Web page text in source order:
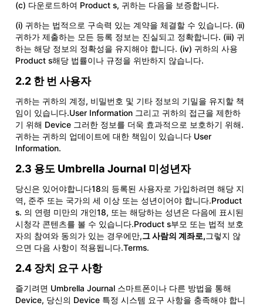
(c) 다운로드하여 Product s, 귀하는 다음을 보증합니다.
(i) 귀하는 법적으로 구속력 있는 계약을 체결할 수 있습니다. (ii)
귀하가 제출하는 모든 등록 정보는 진실되고 정확합니다. (iii) 귀
하는 해당 정보의 정확성을 유지해야 합니다. (iv) 귀하의 사용
Product s해당 법률이나 규정을 위반하지 않습니다.
2.2 한 번 사용자
귀하는 귀하의 계정, 비밀번호 및 기타 정보의 기밀을 유지할 책
임이 있습니다.User Information 그리고 귀하의 접근을 제한하
기 위해 Device 그러한 정보를 더욱 효과적으로 보호하기 위해.
귀하는 귀하의 업데이트에 대한 책임이 있습니다 User
Information.
2.3 용도 Umbrella Journal 미성년자
당신은 있어야합니다18의 등록된 사용자로 가입하려면 해당 지
역, 준주 또는 국가의 세 이상 또는 성년이어야 합니다.Product
s. 의 연령 미만의 개인18, 또는 해당하는 성년은 다음에 표시된
시청각 콘텐츠를 볼 수 있습니다.Product s부모 또는 법적 보호
자의 참여와 동의가 있는 경우에만,그 사람의 계좌로,그렇지 않
으면 다음 사항이 적용됩니다.Terms.
2.4 장치 요구 사항
즐기려면 Umbrella Journal 스마트폰이나 다른 방법을 통해
Device, 당신의 Device 특정 시스템 요구 사항을 충족해야 합니